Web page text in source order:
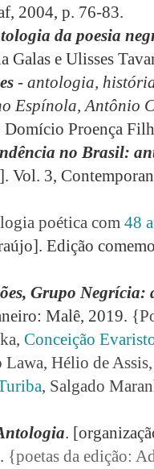
2004, p. 76-83.
da poesia
Galas e Ulisses
- antologia,
Espínola, Antônio
Domício Proença
no Brasil:
Vol. 3,
poética com 48
Edição
Grupo Negrícia:
Malê, 2019.
Conceição
Lawa, Hélio de
, Salgado
.
{poetas da edição: